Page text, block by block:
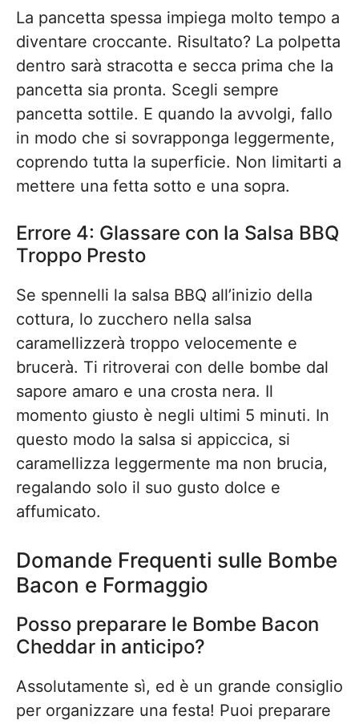
La pancetta spessa impiega molto tempo a
diventare croccante. Risultato? La polpetta
dentro sarà stracotta e secca prima che la
pancetta sia pronta. Scegli sempre
pancetta sottile. E quando la avvolgi, fallo
in modo che si sovrapponga leggermente,
coprendo tutta la superficie. Non limitarti a
mettere una fetta sotto e una sopra.
Errore 4: Glassare con la Salsa BBQ
Troppo Presto
Se spennelli la salsa BBQ all’inizio della
cottura, lo zucchero nella salsa
caramellizzerà troppo velocemente e
brucerà. Ti ritroverai con delle bombe dal
sapore amaro e una crosta nera. Il
momento giusto è negli ultimi 5 minuti. In
questo modo la salsa si appiccica, si
caramellizza leggermente ma non brucia,
regalando solo il suo gusto dolce e
affumicato.
Domande Frequenti sulle Bombe
Bacon e Formaggio
Posso preparare le Bombe Bacon
Cheddar in anticipo?
Assolutamente sì, ed è un grande consiglio
per organizzare una festa! Puoi preparare